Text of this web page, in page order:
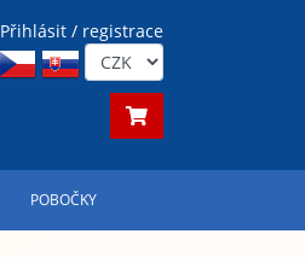
Přihlásit / registrace
POBOČKY